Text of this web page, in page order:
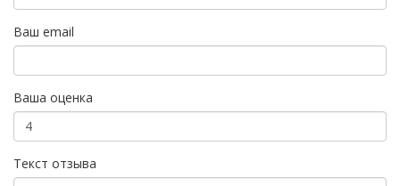
Ваш email
Ваша оценка
Текст отзыва